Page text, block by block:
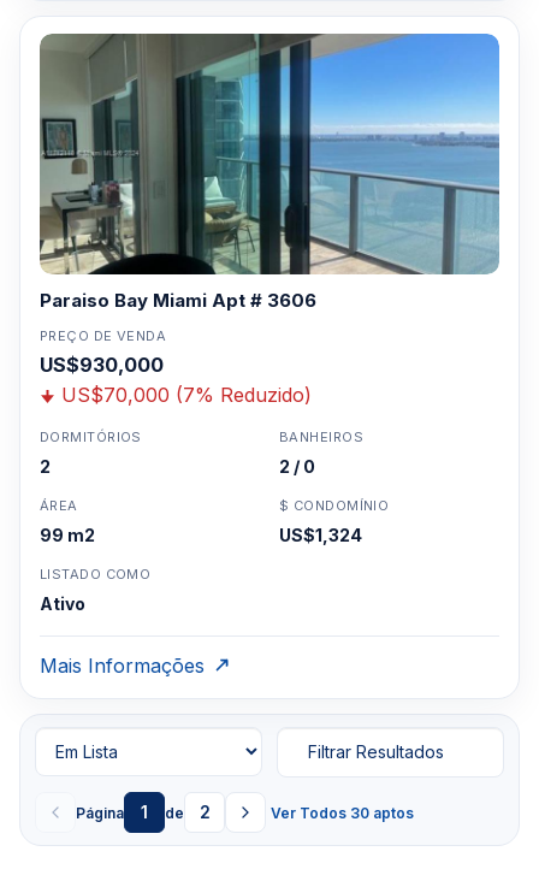
Paraiso Bay Miami Apt # 3606
PREÇO DE VENDA
US$930,000
US$70,000 (7% Reduzido)
DORMITÓRIOS
2
BANHEIROS
2 / 0
ÁREA
99 m2
$ CONDOMÍNIO
US$1,324
LISTADO COMO
Ativo
Mais Informações
Página 1 de 2 Ver Todos 30 aptos
Filtrar Resultados